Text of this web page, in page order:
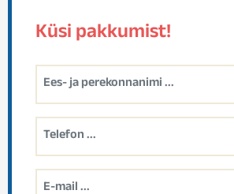
Küsi pakkumist!